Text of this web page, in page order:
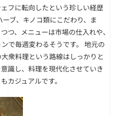
フに転向したという珍しい経歴
ブ、キノコ類にこだわり、ま
つ、メニューは市場の仕入れや、
で毎週変わるそうです。 地元の
衆料理という路線はしっかりと
識し、料理を現代化させていき
カジュアルです。